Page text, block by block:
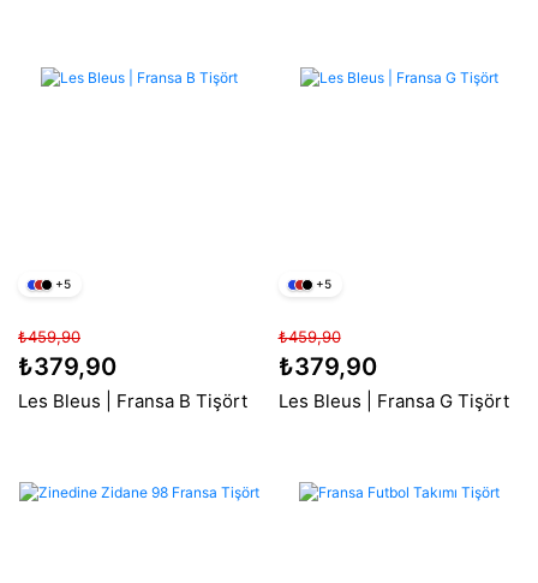
+5
₺459,90
₺379,90
Les Bleus | Fransa B Tişört
+5
₺459,90
₺379,90
Les Bleus | Fransa G Tişört